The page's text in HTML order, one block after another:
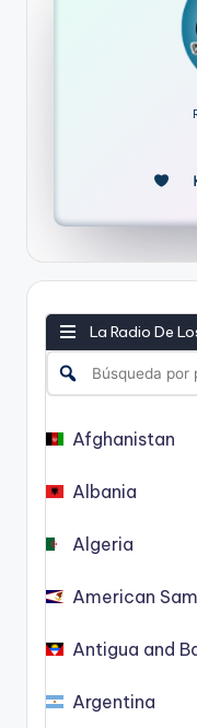
La Radio De
Afghanistan
Albania
Algeria
American
Antigua and
Argentina